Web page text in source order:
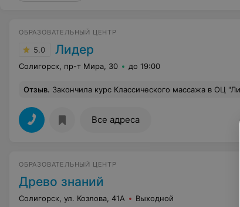
ОБРАЗОВАТЕЛЬНЫЙ ЦЕНТР
5.0 Лидер
Солигорск, пр-т Мира, 30 до 19:00
Отзыв. Закончила курс Классического массажа в ОЦ "Лидер". Огромную благодарность хочу выразить своему преподавателю Кириллу Андрееву. Объяснял и показывал все максимально понятно и доступно. Обучение прошло, как говорится, на одном дыхании. Много было практических советов и знаний сверх
Все адреса
ОБРАЗОВАТЕЛЬНЫЙ ЦЕНТР
Древо знаний
Солигорск, ул. Козлова, 41А Выходной